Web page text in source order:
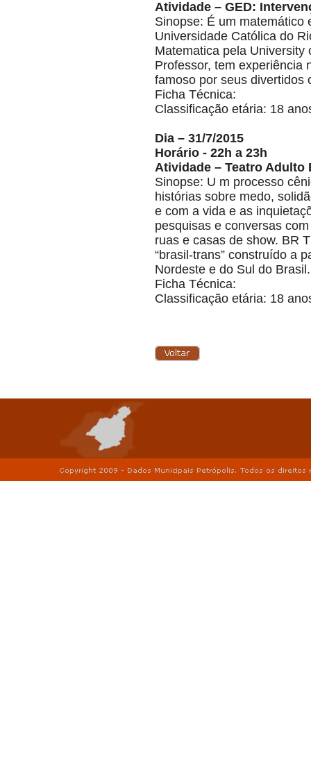
Atividade – GED:
Sinopse: É um matemático
Universidade Católica do
Matematica pela
Professor, tem experiência
famoso por seus divertidos
Ficha Técnica:
Classificação etária: 18
Dia – 31/7/2015
Horário - 22h a 23h
Atividade – Teatro Adulto
Sinopse: U m processo
histórias sobre medo,
e com a vida e as
pesquisas e conversas
ruas e casas de show. BR
“brasil-trans” construído a
Nordeste e do Sul do Brasil.
Ficha Técnica:
Classificação etária: 18